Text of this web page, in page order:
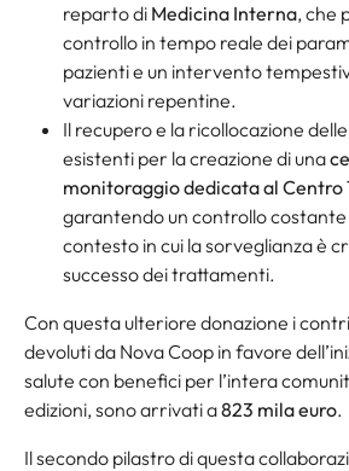
reparto di Medicina Interna, che
controllo in tempo reale dei
pazienti e un intervento
variazioni repentine.
Il recupero e la ricollocazione
esistenti per la creazione di una
monitoraggio dedicata al Centro
garantendo un controllo costante
contesto in cui la sorveglianza è
successo dei trattamenti.
Con questa ulteriore donazione i
devoluti da Nova Coop in favore
salute con benefici per l’intera
edizioni, sono arrivati a823 mila euro.
Il secondo pilastro di questa